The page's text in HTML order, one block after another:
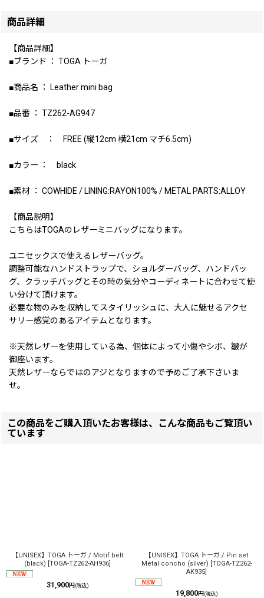
商品詳細
【商品詳細】
■ブランド ： TOGA トーガ
■商品名 ： Leather mini bag
■品番 ： TZ262-AG947
■サイズ ： FREE (縦12cm 横21cm マチ6.5cm)
■カラー ： black
■素材 ： COWHIDE / LINING:RAYON100% / METAL PARTS:ALLOY
【商品説明】
こちらはTOGAのレザーミニバッグになります。
ユニセックスで使えるレザーバッグ。
調整可能なハンドストラップで、ショルダーバッグ、ハンドバッ
グ、クラッチバッグとその時の気分やコーディネートに合わせて使
い分けて頂けます。
必要な物のみを収納してスタイリッシュに、大人に魅せるアクセ
サリー感覚のあるアイテムとなります。
※天然レザーを使用している為、個体によって小傷やシボ、皺が
御座います。
天然レザーならではのアジとなりますので予めご了承下さいま
せ。
この商品をご購入頂いたお客様は、こんな商品もご覧頂い
ています
【UNISEX】TOGA トーガ / Motif belt
(black) [TOGA-TZ262-AH936]
31,900円 (税込)
【UNISEX】TOGA トーガ / Pin set
Metal concho (silver) [TOGA-TZ262-
AK935]
19,800円 (税込)